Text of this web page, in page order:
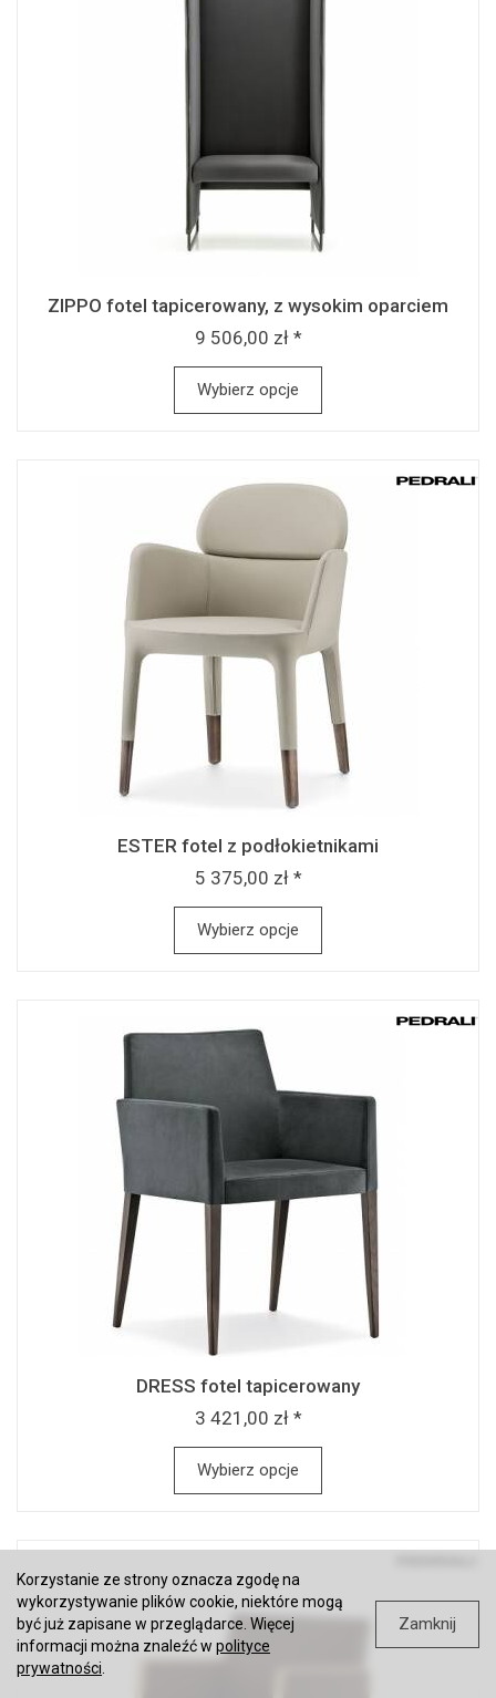
ZIPPO fotel tapicerowany, z wysokim oparciem
9 506,00 zł *
Wybierz opcje
ESTER fotel z podłokietnikami
5 375,00 zł *
Wybierz opcje
DRESS fotel tapicerowany
3 421,00 zł *
Wybierz opcje
Korzystanie ze strony oznacza zgodę na
wykorzystywanie plików cookie, niektóre mogą
być już zapisane w przeglądarce. Więcej
informacji można znaleźć w polityce
prywatności
Zamknij